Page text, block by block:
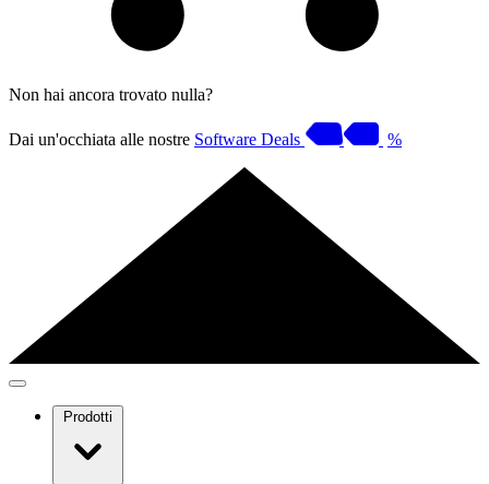
Non hai ancora trovato nulla?
Dai un'occhiata alle nostre Software Deals %
Prodotti